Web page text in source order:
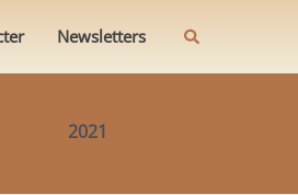
Newsletters Rechercher
2021